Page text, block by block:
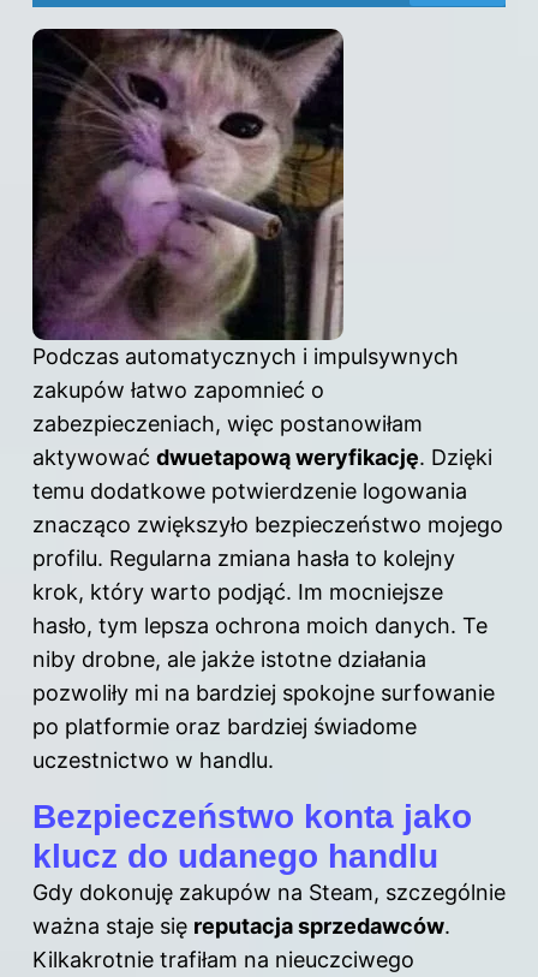
Podczas automatycznych i impulsywnych
zakupów łatwo zapomnieć o
zabezpieczeniach, więc postanowiłam
aktywować dwuetapową weryfikację. Dzięki
temu dodatkowe potwierdzenie logowania
znacząco zwiększyło bezpieczeństwo mojego
profilu. Regularna zmiana hasła to kolejny
krok, który warto podjąć. Im mocniejsze
hasło, tym lepsza ochrona moich danych. Te
niby drobne, ale jakże istotne działania
pozwoliły mi na bardziej spokojne surfowanie
po platformie oraz bardziej świadome
uczestnictwo w handlu.
Bezpieczeństwo konta jako
klucz do udanego handlu
Gdy dokonuję zakupów na Steam, szczególnie
ważna staje się reputacja sprzedawców.
Kilkakrotnie trafiłam na nieuczciwego